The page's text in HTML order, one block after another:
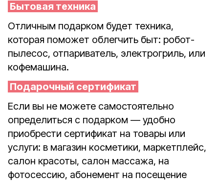
Бытовая техника
Отличным подарком будет техника,
которая поможет облегчить быт: робот-
пылесос, отпариватель, электрогриль, или
кофемашина.
Подарочный сертификат
Если вы не можете самостоятельно
определиться с подарком — удобно
приобрести сертификат на товары или
услуги: в магазин косметики, маркетплейс,
салон красоты, салон массажа, на
фотосессию, абонемент на посещение